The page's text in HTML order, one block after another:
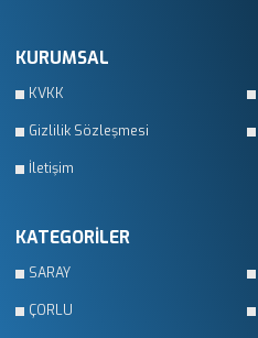
KURUMSAL
KVKK
Gizlilik Sözleşmesi
İletişim
KATEGORİLER
SARAY
ÇORLU